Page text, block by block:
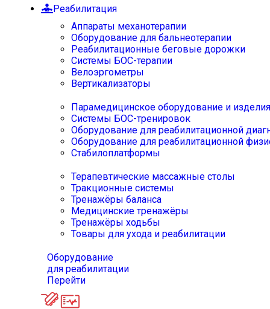
Реабилитация
Аппараты механотерапии
Оборудование для бальнеотерапии
Реабилитационные беговые дорожки
Системы БОС-терапии
Велоэргометры
Вертикализаторы
Парамедицинское оборудование и изделия
Системы БОС-тренировок
Оборудование для реабилитационной
Оборудование для реабилитационной
Стабилоплатформы
Терапевтические массажные столы
Тракционные системы
Тренажёры баланса
Медицинские тренажёры
Тренажёры ходьбы
Товары для ухода и реабилитации
Оборудование
для реабилитации
Перейти